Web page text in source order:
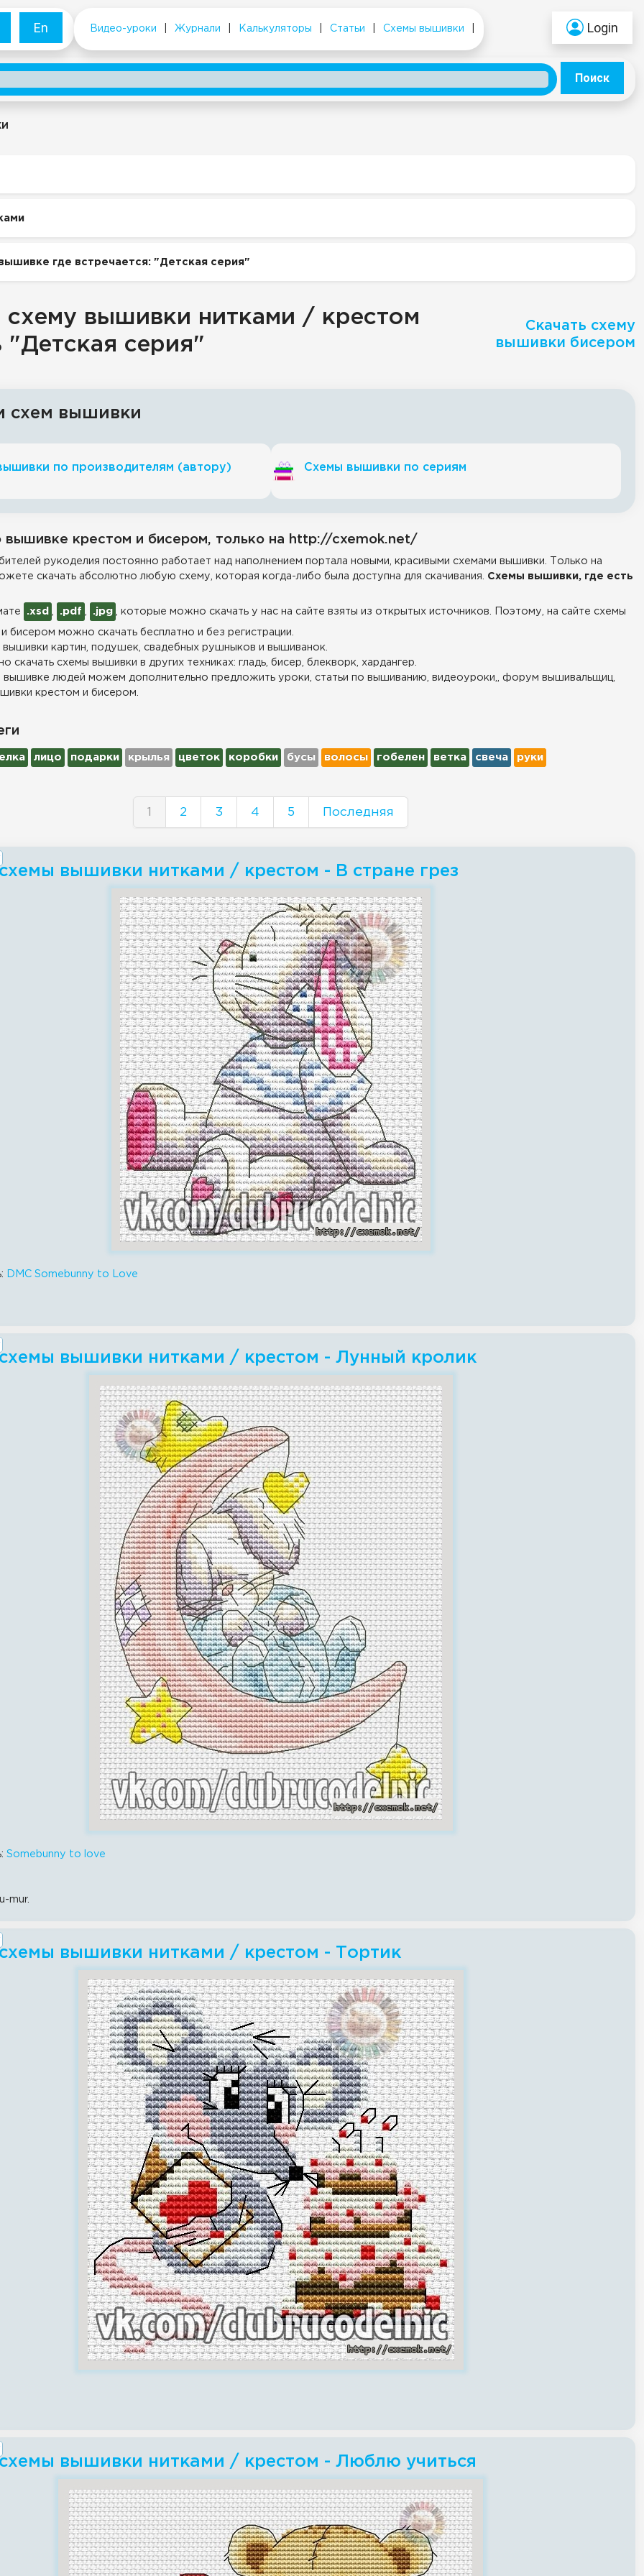
En Видео-уроки Журнали Калькуляторы Статьи Схемы вышивки Login
Поиск
где встречается: "Детская серия"
схему вышивки нитками / крестом
"Детская серия"
Скачать схему
вышивки бисером
схем вышивки
по производителям (автору) Схемы вышивки по сериям
вышивке крестом и бисером, только на http://cxemok.net/
рукоделия постоянно работает над наполнением портала новыми, красивыми схемами вышивки. Только на
скачать абсолютно любую схему, которая когда-либо была доступна для скачивания. Схемы вышивки, где есть
.xsd .pdf .jpg , которые можно скачать у нас на сайте взяты из открытых источников. Поэтому, на сайте схемы
бисером можно скачать бесплатно и без регистрации.
картин, подушек, свадебных рушныков и вышиванок.
скачать схемы вышивки в других техниках: гладь, бисер, блекворк, хардангер.
вышивке людей можем дополнительно предложить уроки, статьи по вышиванию, видеоуроки,, форум вышивальщиц,
крестом и бисером.
елка лицо подарки крылья цветок коробки бусы волосы гобелен ветка свеча руки
1 2 3 4 5 Последняя
вышивки нитками / крестом - В стране грез
DMC Somebunny to Love
вышивки нитками / крестом - Лунный кролик
Somebunny to love
mur.
вышивки нитками / крестом - Тортик
вышивки нитками / крестом - Люблю учиться